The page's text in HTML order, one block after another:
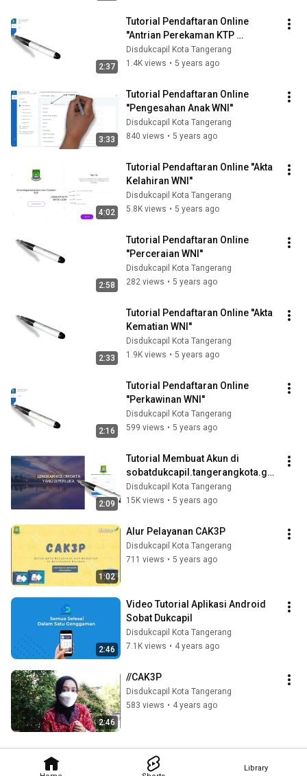
Library
2:37
Tutorial Pendaftaran Online
''Antrian Perekaman KTP
elektronik''
Disdukcapil Kota Tangerang
1.4K views • 5 years ago
3:33
Tutorial Pendaftaran Online
''Pengesahan Anak WNI''
Disdukcapil Kota Tangerang
840 views • 5 years ago
4:02
Tutorial Pendaftaran Online ''Akta
Kelahiran WNI''
Disdukcapil Kota Tangerang
5.8K views • 5 years ago
2:58
Tutorial Pendaftaran Online
''Perceraian WNI''
Disdukcapil Kota Tangerang
282 views • 5 years ago
2:33
Tutorial Pendaftaran Online ''Akta
Kematian WNI''
Disdukcapil Kota Tangerang
1.9K views • 5 years ago
2:16
Tutorial Pendaftaran Online
''Perkawinan WNI''
Disdukcapil Kota Tangerang
599 views • 5 years ago
2:09
Tutorial Membuat Akun di
sobatdukcapil.tangerangkota.go.i
dDisdukcapil Kota Tangerang
15K views • 5 years ago
1:02
Alur Pelayanan CAK3P
Disdukcapil Kota Tangerang
711 views • 5 years ago
2:46
Video Tutorial Aplikasi Android
Sobat Dukcapil
Disdukcapil Kota Tangerang
7.1K views • 4 years ago
2:46
//CAK3P
Disdukcapil Kota Tangerang
583 views • 4 years ago